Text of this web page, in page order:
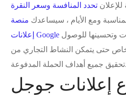
للإعلان تحدد المنافسة وسعر النقرة
ومع الأيام ، سيساعدك منصة
إعلانات Google
حتى يتمكن النشاط التجاري من
تحقيق جميع أهداف الحملة المدفوعة.
إعلانات جوجل